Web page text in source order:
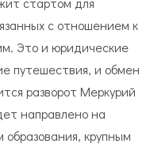
с отношением к
Это и юридические
путешествия, и обмен
разворот Меркурий
направлено на
крупным